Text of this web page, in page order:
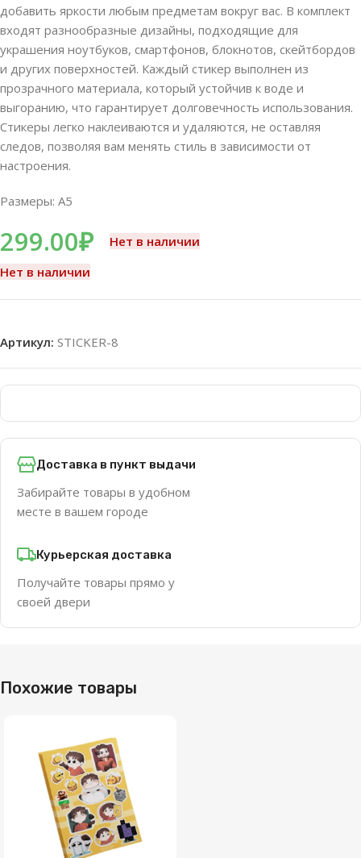
добавить яркости любым предметам вокруг вас. В комплект
входят разнообразные дизайны, подходящие для
украшения ноутбуков, смартфонов, блокнотов, скейтбордов
и других поверхностей. Каждый стикер выполнен из
прозрачного материала, который устойчив к воде и
выгоранию, что гарантирует долговечность использования.
Стикеры легко наклеиваются и удаляются, не оставляя
следов, позволяя вам менять стиль в зависимости от
настроения.
Размеры: A5
299.00₽
Нет в наличии
Нет в наличии
Артикул: STICKER-8
Доставка в пункт выдачи
Забирайте товары в удобном
месте в вашем городе
Курьерская доставка
Получайте товары прямо у
своей двери
Похожие товары